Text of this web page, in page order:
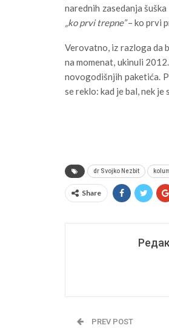
narednih zasedanja
„ko prvi trepne”– ko prvi
Verovatno, iz razloga da
na momenat, ukinuli
novogodišnjih paketića.
se reklo: kad je bal, nek je
dr Svojko Nezbit
Share
PREV POST